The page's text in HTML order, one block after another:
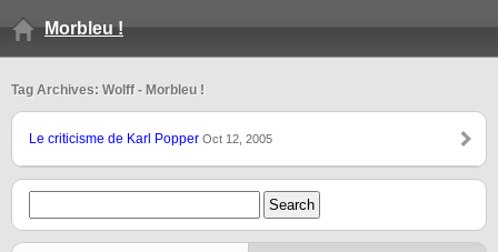
Morbleu !
Tag Archives: Wolff - Morbleu !
Le criticisme de Karl Popper Oct 12, 2005